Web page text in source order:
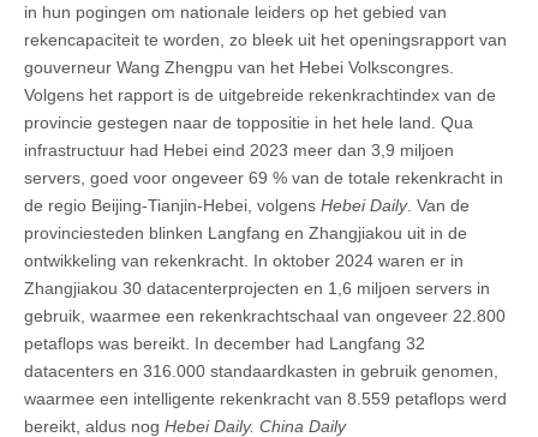
in hun pogingen om nationale leiders op het gebied van
rekencapaciteit te worden, zo bleek uit het openingsrapport van
gouverneur Wang Zhengpu van het Hebei Volkscongres.
Volgens het rapport is de uitgebreide rekenkrachtindex van de
provincie gestegen naar de toppositie in het hele land. Qua
infrastructuur had Hebei eind 2023 meer dan 3,9 miljoen
servers, goed voor ongeveer 69 % van de totale rekenkracht in
de regio Beijing-Tianjin-Hebei, volgens Hebei Daily. Van de
provinciesteden blinken Langfang en Zhangjiakou uit in de
ontwikkeling van rekenkracht. In oktober 2024 waren er in
Zhangjiakou 30 datacenterprojecten en 1,6 miljoen servers in
gebruik, waarmee een rekenkrachtschaal van ongeveer 22.800
petaflops was bereikt. In december had Langfang 32
datacenters en 316.000 standaardkasten in gebruik genomen,
waarmee een intelligente rekenkracht van 8.559 petaflops werd
bereikt, aldus nog Hebei Daily. China Daily